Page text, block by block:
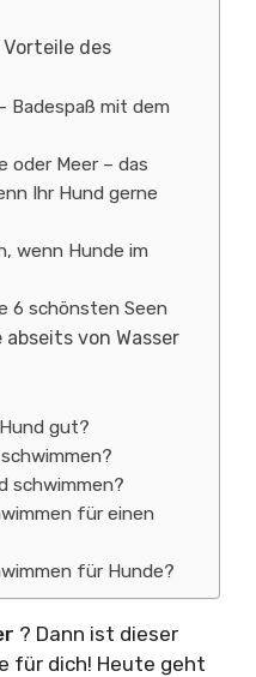
des
Badespaß mit dem
oder Meer – das
Ihr Hund gerne
wenn Hunde im
6 schönsten Seen
von Wasser
gut?
schwimmen?
für einen
für Hunde?
? Dann ist dieser
für dich! Heute geht